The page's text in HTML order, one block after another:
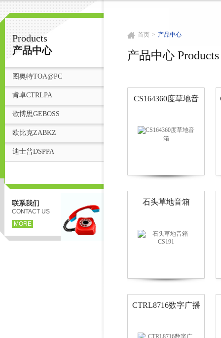
首
Products
产品中心
图奥特TOA@PC
肯卓CTRLPA
歌博思GEBOSS
欧比克ZABKZ
迪士普DSPPA
联系我们
CONTACT US
MORE
首页 > 产品中心
产品中心 Products
CS164360度草地音
石头草地音箱
CTRL8716数字广播